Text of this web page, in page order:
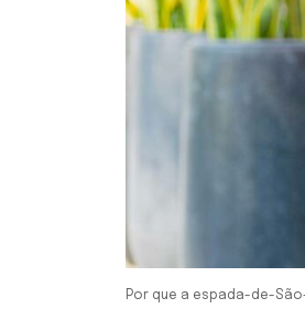
Por que a espada-de-